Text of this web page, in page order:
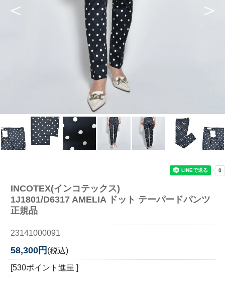
INCOTEX(インコテックス)
1J1801/D6317 AMELIA ドット テーパードパンツ
正規品
23141000091
58,300円 (税込)
[530ポイント進呈 ]